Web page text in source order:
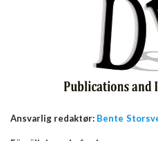
Ansvarlig redaktør: Bente